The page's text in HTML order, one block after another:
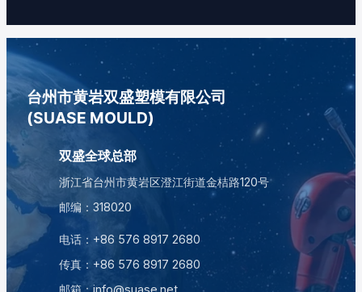
台州市黄岩双盛塑模有限公司
(SUASE MOULD)
双盛全球总部
浙江省台州市黄岩区澄江街道金桔路120号
邮编：318020
电话： +86 576 8917 2680
传真：+86 576 8917 2680
邮箱：info@suase.net